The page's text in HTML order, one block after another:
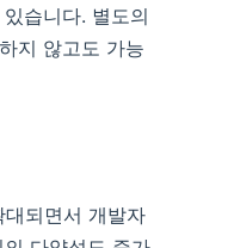
습니다. 별도의
지 않고도 가능
되면서 개발자